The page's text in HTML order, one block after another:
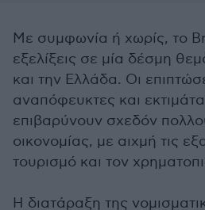
Με συμφωνία ή χωρίς, το
εξελίξεις σε μία δέσμη
και την Ελλάδα. Οι
αναπόφευκτες και
επιβαρύνουν σχεδόν
οικονομίας, με αιχμή τις
τουρισμό και τον
Η διατάραξη της